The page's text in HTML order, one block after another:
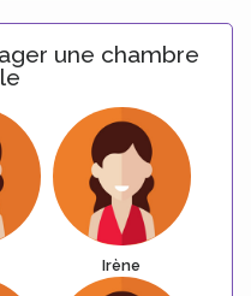
une chambre
Irène